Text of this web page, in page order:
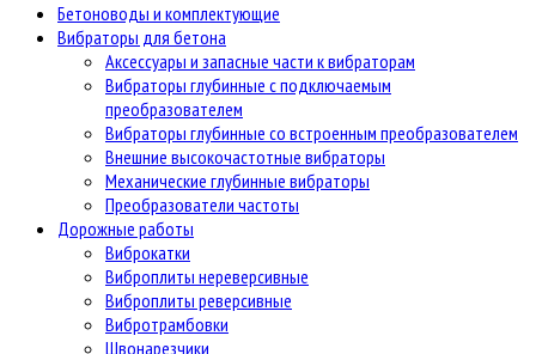
Бетоноводы и комплектующие
Вибраторы для бетона
Аксессуары и запасные части к вибраторам
Вибраторы глубинные с подключаемым
преобразователем
Вибраторы глубинные со встроенным преобразователем
Внешние высокочастотные вибраторы
Механические глубинные вибраторы
Преобразователи частоты
Дорожные работы
Виброкатки
Виброплиты нереверсивные
Виброплиты реверсивные
Вибротрамбовки
Швонарезчики